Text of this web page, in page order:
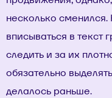
несколько
вписываться в текст
следить и за их
обязательно
делалось раньше.